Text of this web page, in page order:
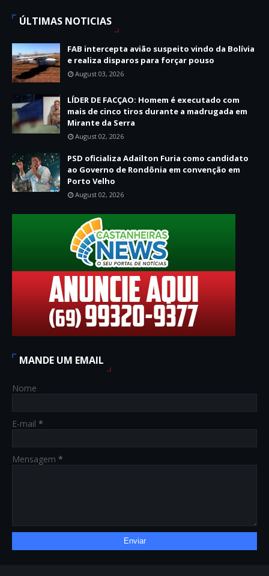
ÚLTIMAS NOTICIAS
FAB intercepta avião suspeito vindo da Bolívia
e realiza disparos para forçar pouso
August 03, 2026
LÍDER DE FACÇAO: Homem é executado com
mais de cinco tiros durante a madrugada em
Mirante da Serra
August 02, 2026
PSD oficializa Adailton Furia como candidato
ao Governo de Rondônia em convenção em
Porto Velho
August 02, 2026
MANDE UM EMAIL
Nome
E-mail *
Mensagem *